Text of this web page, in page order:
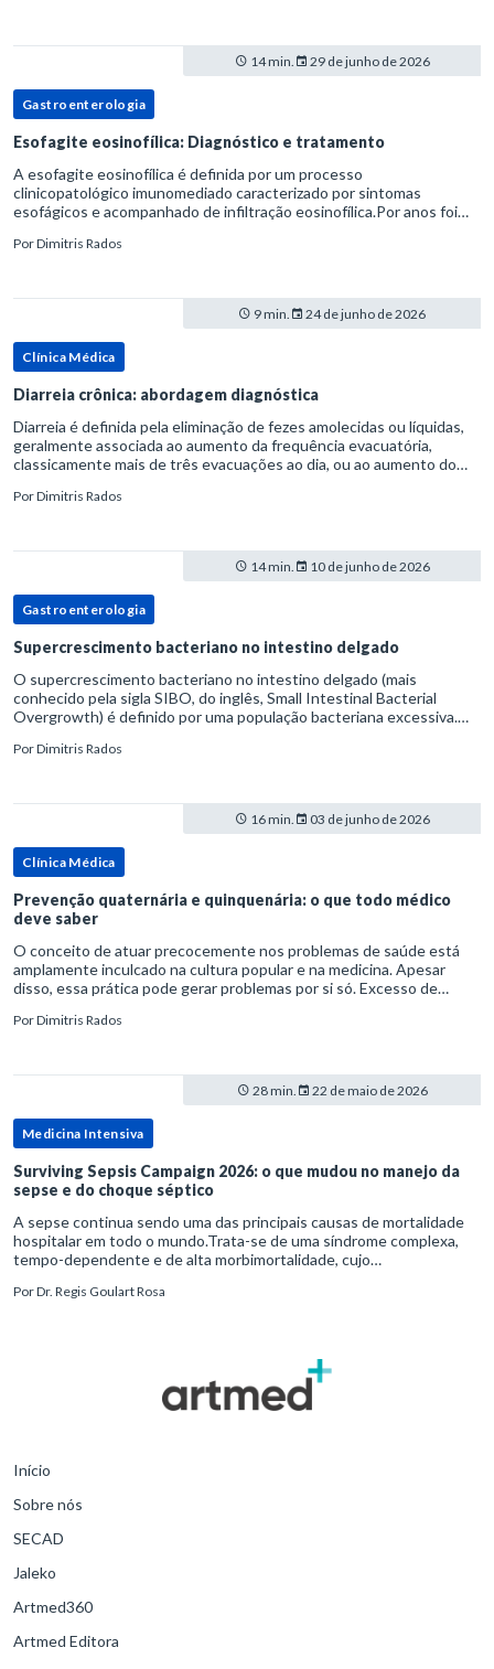
14 min. 29 de junho de 2026
Gastroenterologia
Esofagite eosinofílica: Diagnóstico e tratamento
A esofagite eosinofílica é definida por um processo
clinicopatológico imunomediado caracterizado por sintomas
esofágicos e acompanhado de infiltração eosinofílica.Por anos foi
refluxo gastr
PorDimitris Rados
9 min. 24 de junho de 2026
Clínica Médica
Diarreia crônica: abordagem diagnóstica
Diarreia é definida pela eliminação de fezes amolecidas ou líquidas,
geralmente associada ao aumento da frequência evacuatória,
classicamente mais de três evacuações ao dia, ou ao aumento do
PorDimitris Rados
14 min. 10 de junho de 2026
Gastroenterologia
Supercrescimento bacteriano no intestino delgado
O supercrescimento bacteriano no intestino delgado (mais
conhecido pela sigla SIBO, do inglês, Small Intestinal Bacterial
Overgrowth) é definido por uma população bacteriana excessiva.
PorDimitris Rados
16 min. 03 de junho de 2026
Clínica Médica
Prevenção quaternária e quinquenária: o que todo médico
deve saber
O conceito de atuar precocemente nos problemas de saúde está
amplamente inculcado na cultura popular e na medicina. Apesar
disso, essa prática pode gerar problemas por si só. Excesso de
PorDimitris Rados
28 min. 22 de maio de 2026
Medicina Intensiva
Surviving Sepsis Campaign 2026: o que mudou no manejo da
sepse e do choque séptico
A sepse continua sendo uma das principais causas de mortalidade
hospitalar em todo o mundo.Trata-se de uma síndrome complexa,
tempo-dependente e de alta morbimortalidade, cujo
para o desfe
PorDr. Regis Goulart Rosa
Início
Sobre nós
SECAD
Jaleko
Artmed360
Artmed Editora